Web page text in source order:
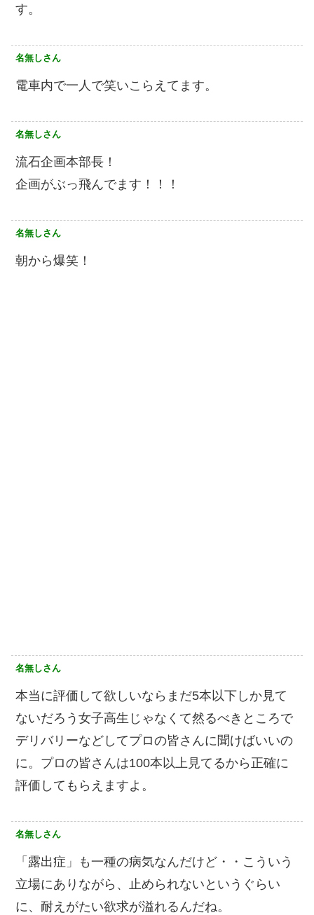
す。
名無しさん
電車内で一人で笑いこらえてます。
名無しさん
流石企画本部長！
企画がぶっ飛んでます！！！
名無しさん
朝から爆笑！
名無しさん
本当に評価して欲しいならまだ5本以下しか見て
ないだろう女子高生じゃなくて然るべきところで
デリバリーなどしてプロの皆さんに聞けばいいの
に。プロの皆さんは100本以上見てるから正確に
評価してもらえますよ。
名無しさん
「露出症」も一種の病気なんだけど・・こういう
立場にありながら、止められないというぐらい
に、耐えがたい欲求が溢れるんだね。